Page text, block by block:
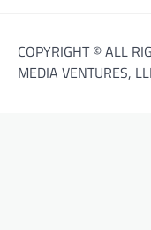
COPYRIGHT © ALL
MEDIA VENTURES,